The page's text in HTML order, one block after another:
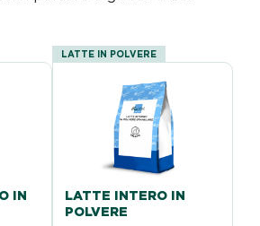
IN
LATTE IN POLVERE
LATTE INTERO IN
POLVERE